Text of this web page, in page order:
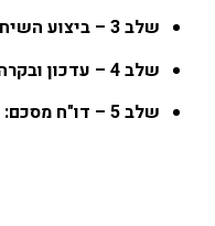
שלב 3 – ביצוע השיחות:
שלב 4 – עדכון ובקרה:
שלב 5 – דו"ח מסכם: